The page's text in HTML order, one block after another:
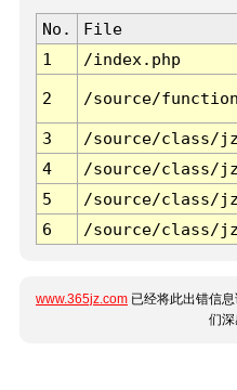
No. File
1
/index.php
2 /source/
3 /source/class/
4
/source/class/
5
/source/class/
6
/source/class/
www.365jz.com 已经将此出错信
们